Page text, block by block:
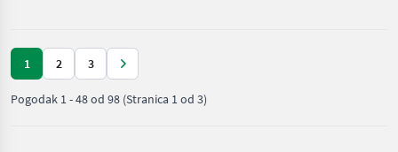
1 2 3
Pogodak 1-48od 98 (Stranica 1 od 3)